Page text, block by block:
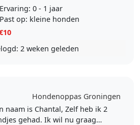
middelgrote hondjes! Ik
in de vakantie in de weekenden
0 - 1 jaar
Past op: kleine honden
2 weken geleden
Hondenoppas Groningen
is Chantal, Zelf heb ik 2
gehad. Ik wil nu graag